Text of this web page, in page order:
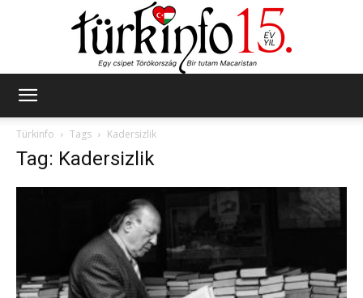
Türkinfo
Tags Kadersizlik
Tag: Kadersizlik